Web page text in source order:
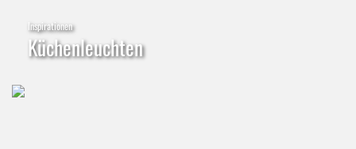
Inspirationen
Küchenleuchten